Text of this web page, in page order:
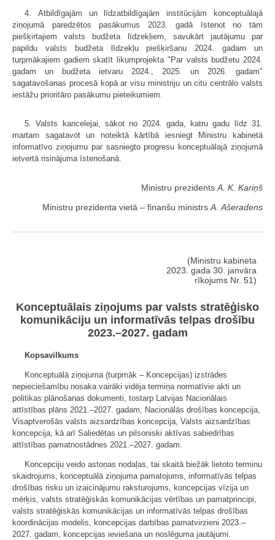
4. Atbildīgajām un līdzatbildīgajām institūcijām konceptuālajā
ziņojumā paredzētos pasākumus 2023. gadā īstenot no tām
piešķirtajiem valsts budžeta līdzekļiem, savukārt jautājumu par
papildu valsts budžeta līdzekļu piešķiršanu 2024. gadam un
turpmākajiem gadiem skatīt likumprojekta "Par valsts budžetu 2024.
gadam un budžeta ietvaru 2024., 2025. un 2026. gadam"
sagatavošanas procesā kopā ar visu ministriju un citu centrālo valsts
iestāžu prioritāro pasākumu pieteikumiem.
5. Valsts kancelejai, sākot no 2024. gada, katru gadu līdz 31.
martam sagatavot un noteiktā kārtībā iesniegt Ministru kabinetā
informatīvo ziņojumu par sasniegto progresu konceptuālajā ziņojumā
ietvertā risinājuma īstenošanā.
Ministru prezidents A. K. Kariņš
Ministru prezidenta vietā ‒ finanšu ministrs A. Ašeradens
(Ministru kabineta
2023. gada 30. janvāra
rīkojums Nr. 51)
Konceptuālais ziņojums par valsts stratēģisko
komunikāciju un informatīvās telpas drošību
2023.–2027. gadam
Kopsavilkums
Konceptuālā ziņojuma (turpmāk – Koncepcijas) izstrādes
nepieciešamību nosaka vairāki vidēja termiņa normatīvie akti un
politikas plānošanas dokumenti, tostarp Latvijas Nacionālais
attīstības plāns 2021.–2027. gadam, Nacionālās drošības koncepcija,
Visaptverošās valsts aizsardzības koncepcija, Valsts aizsardzības
koncepcija, kā arī Saliedētas un pilsoniski aktīvas sabiedrības
attīstības pamatnostādnes 2021.–2027. gadam.
Koncepciju veido astoņas nodaļas, tai skaitā biežāk lietoto terminu
skaidrojums, konceptuālā ziņojuma pamatojums, informatīvās telpas
drošības risku un izaicinājumu raksturojums, koncepcijas vīzija un
mērķis, valsts stratēģiskās komunikācijas vērtības un pamatprincipi,
valsts stratēģiskās komunikācijas un informatīvās telpas drošības
koordinācijas modelis, koncepcijas darbības pamatvirzieni 2023.–
2027. gadam, koncepcijas ieviešana un noslēguma jautājumi.